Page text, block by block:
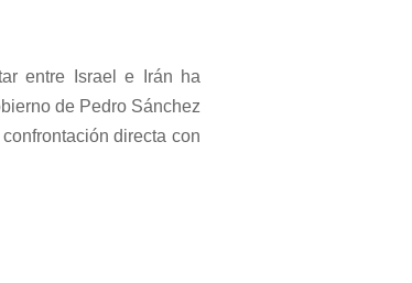
entre Israel e Irán ha
de Pedro Sánchez
directa con